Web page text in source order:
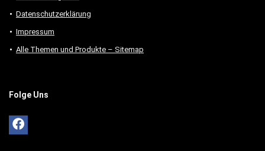
Datenschutzerklärung
Impressum
Alle Themen und Produkte – Sitemap
Folge Uns